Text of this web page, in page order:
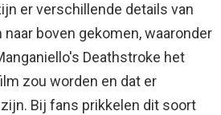
er verschillende details van
boven gekomen, waaronder
Deathstroke het
zou worden en dat er
Bij fans prikkelen dit soort